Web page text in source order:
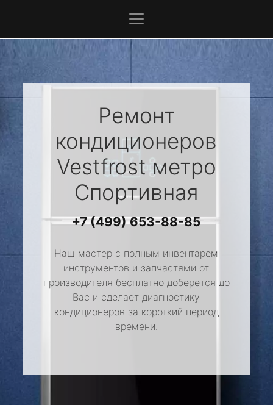
Ремонт
кондиционеров
Vestfrostметро
Спортивная
+7 (499) 653-88-85
Наш мастер с полным инвентарем
инструментов и запчастями от
производителя бесплатно доберется до
Вас и сделает диагностику
кондиционеров за короткий период
времени.